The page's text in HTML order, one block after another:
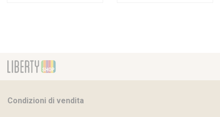
Condizioni di vendita